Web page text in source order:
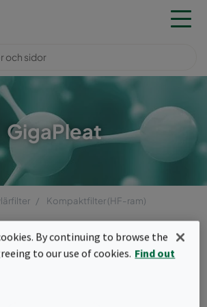
GigaPleat
Kompaktfilter (HF-ram)
By continuing to browse the
to our use of cookies. Find out